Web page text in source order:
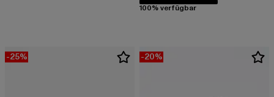
100% verfügbar
-25% -20%